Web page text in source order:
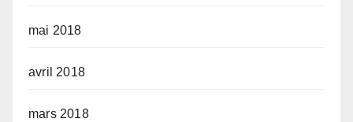
mai 2018
avril 2018
mars 2018